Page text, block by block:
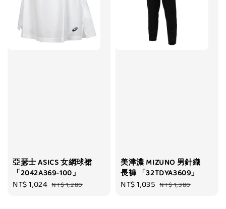
亞瑟士 ASICS 女網球裙
「2042A369-100」
Sale
NT$ 1,024 Regular
NT$ 1,280
美津濃 MIZUNO 男針織
長褲 「32TDYA3609」
Sale
NT$ 1,035 Regular
NT$ 1,380